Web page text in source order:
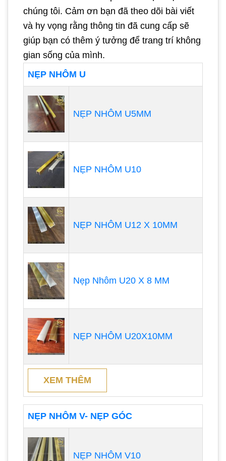
chúng tôi. Cảm ơn bạn đã theo dõi bài viết
và hy vọng rằng thông tin đã cung cấp sẽ
giúp bạn có thêm ý tưởng để trang trí không
gian sống của mình.
NẸP NHÔM U
NẸP NHÔM U5MM
NẸP NHÔM U10
NẸP NHÔM U12 X 10MM
Nẹp Nhôm U20 X 8 MM
NẸP NHÔM U20X10MM
XEM THÊM
NẸP NHÔM V- NẸP GÓC
NẸP NHÔM V10